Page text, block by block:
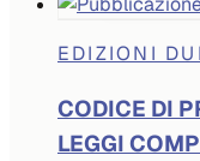
EDIZIONI
CODICE DI
LEGGI